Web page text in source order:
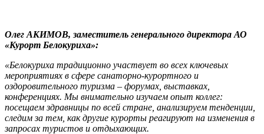
Олег АКИМОВ, заместитель генерального директора АО
«Курорт Белокуриха»:
«Белокуриха традиционно участвует во всех ключевых
мероприятиях в сфере санаторно-курортного и
оздоровительного туризма – форумах, выставках,
конференциях. Мы внимательно изучаем опыт коллег:
посещаем здравницы по всей стране, анализируем тенденции,
следим за тем, как другие курорты реагируют на изменения в
запросах туристов и отдыхающих.